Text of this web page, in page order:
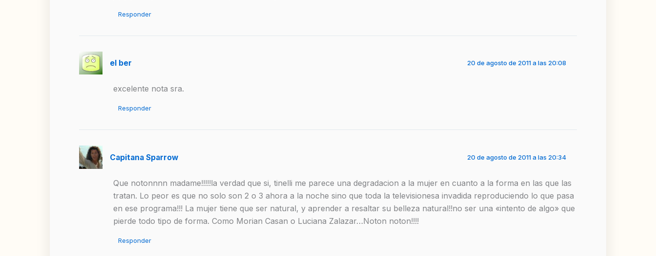
Responder
el ber 20 de agosto de 2011 a las 20:08
excelente nota sra.
Responder
Capitana Sparrow 20 de agosto de 2011 a las 20:34
Que notonnnn madame!!!!!la verdad que si, tinelli me parece una degradacion a la mujer en cuanto a la forma en las que las
tratan. Lo peor es que no solo son 2 o 3 ahora a la noche sino que toda la televisionesa invadida reproduciendo lo que pasa
en ese programa!!! La mujer tiene que ser natural, y aprender a resaltar su belleza natural!!no ser una «intento de algo» que
pierde todo tipo de forma. Como Morian Casan o Luciana Zalazar…Noton noton!!!!
Responder